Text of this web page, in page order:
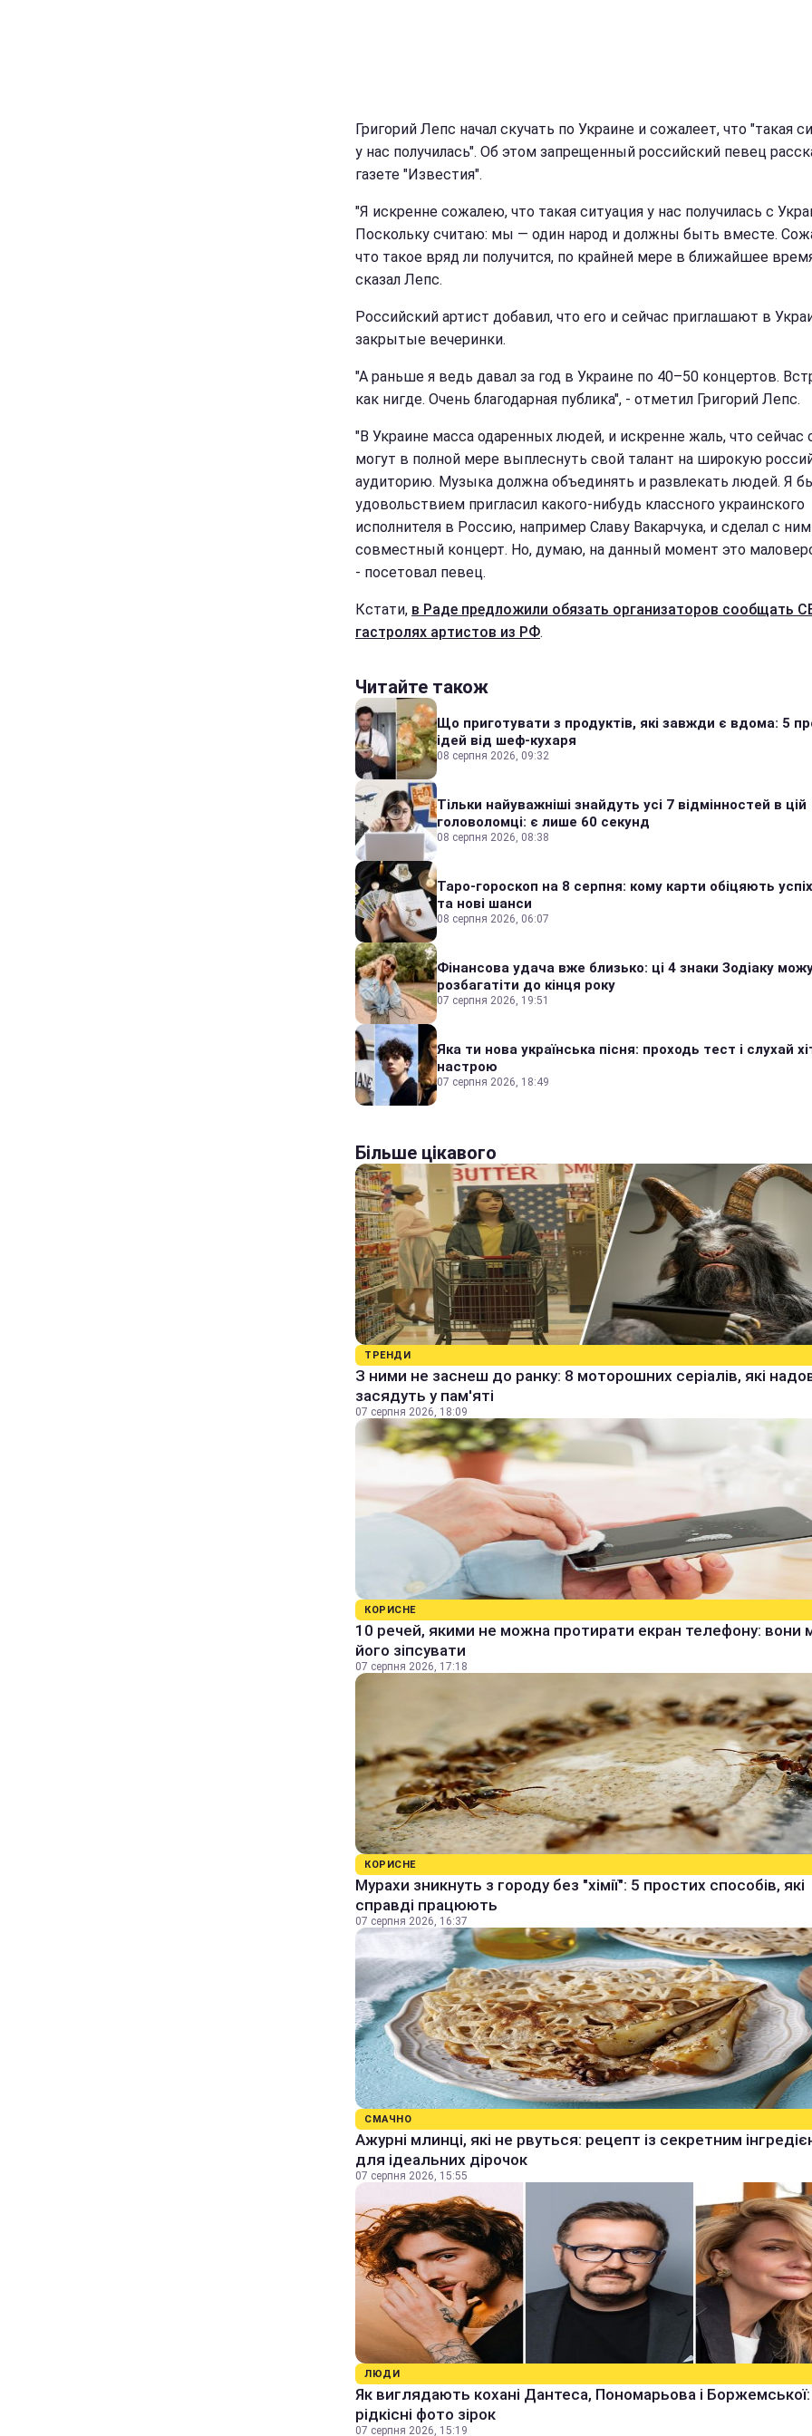
Григорий Лепс начал скучать по Украине и сожалеет, что "такая
у нас получилась". Об этом запрещенный российский певец
газете "Известия".
"Я искренне сожалею, что такая ситуация у нас получилась с
Поскольку считаю: мы — один народ и должны быть вместе.
что такое вряд ли получится, по крайней мере в ближайшее
сказал Лепс.
Российский артист добавил, что его и сейчас приглашают в
закрытые вечеринки.
"А раньше я ведь давал за год в Украине по 40–50 концертов.
как нигде. Очень благодарная публика", - отметил Григорий Лепс.
"В Украине масса одаренных людей, и искренне жаль, что сейчас
могут в полной мере выплеснуть свой талант на широкую
аудиторию. Музыка должна объединять и развлекать людей. Я
удовольствием пригласил какого-нибудь классного украинского
исполнителя в Россию, например Славу Вакарчука, и сделал с ним
совместный концерт. Но, думаю, на данный момент это
- посетовал певец.
Кстати, в Раде предложили обязать организаторов сообщать
гастролях артистов из РФ.
Читайте також
Що приготувати з продуктів, які завжди є вдома: 5
ідей від шеф-кухаря
08 серпня 2026, 09:32
Тільки найуважніші знайдуть усі 7 відмінностей в цій
головоломці: є лише 60 секунд
08 серпня 2026, 08:38
Таро-гороскоп на 8 серпня: кому карти обіцяють
та нові шанси
08 серпня 2026, 06:07
Фінансова удача вже близько: ці 4 знаки Зодіаку
розбагатіти до кінця року
07 серпня 2026, 19:51
Яка ти нова українська пісня: проходь тест і слухай
настрою
07 серпня 2026, 18:49
Більше цікавого
ТРЕНДИ
З ними не заснеш до ранку: 8 моторошних серіалів, які
засядуть у пам'яті
07 серпня 2026, 18:09
КОРИСНЕ
10 речей, якими не можна протирати екран телефону: вони
його зіпсувати
07 серпня 2026, 17:18
КОРИСНЕ
Мурахи зникнуть з городу без "хімії": 5 простих способів, які
справді працюють
07 серпня 2026, 16:37
СМАЧНО
Ажурні млинці, які не рвуться: рецепт із секретним
для ідеальних дірочок
07 серпня 2026, 15:55
ЛЮДИ
Як виглядають кохані Дантеса, Пономарьова і Боржемської:
рідкісні фото зірок
07 серпня 2026, 15:19